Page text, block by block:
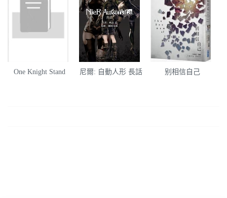
One Knight Stand 尼爾: 自動人形 長話 别相信自己